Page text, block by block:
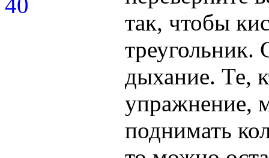
так, чтобы
треугольник.
дыхание. Те,
упражнение,
поднимать